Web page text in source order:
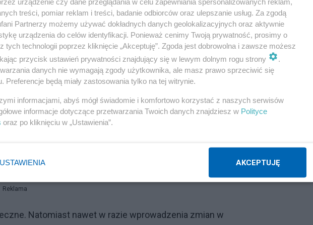
państwa mogą się pojawić?
jest centralizacja, tylko kto tę centralizację robi. A tu
władzę biurokratów europejskich. Wiemy, że jest to
To nie jest nawet biurokracja w stylu pruskim, ale
zapłacisz. Niebezpieczne zapisy w unijnych traktatach
Reklama
Natomiast nawet w razie wprowadzenia zmian w
treści, pomiar reklam i treści, badanie odbiorców oraz ulepszanie usług. Za zgodą
Partnerzy możemy używać dokładnych danych geolokalizacyjnych oraz aktywnie
urządzenia do celów identyfikacji. Ponieważ cenimy Twoją prywatność, prosimy o
tych technologii poprzez kliknięcie „Akceptuję”. Zgoda jest dobrowolna i zawsze możesz
przycisk ustawień prywatności znajdujący się w lewym dolnym rogu strony
.
danych nie wymagają zgody użytkownika, ale masz prawo sprzeciwić się
Preferencje będą miały zastosowania tylko na tej witrynie.
informacjami, abyś mógł świadomie i komfortowo korzystać z naszych serwisów
informacje dotyczące przetwarzania Twoich danych znajdziesz w Polityce
oraz po kliknięciu w „Ustawienia”.
USTAWIENIA AKCEPTUJĘ